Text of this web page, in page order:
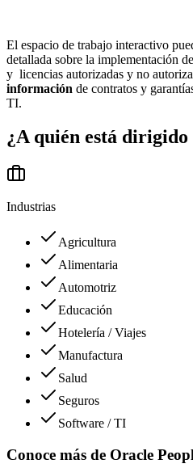
El espacio de trabajo interactivo
detallada sobre la implementación
y licencias autorizadas y no
información de contratos y
TI.
¿A quién está dirigido
Industrias
Agricultura
Alimentaria
Automotriz
Educación
Hotelería / Viajes
Manufactura
Salud
Seguros
Software / TI
Conoce más de Oracle